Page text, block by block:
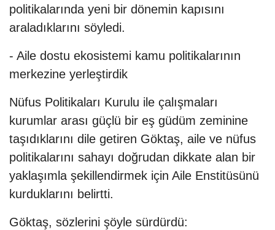
politikalarında yeni bir dönemin kapısını
araladıklarını söyledi.
- Aile dostu ekosistemi kamu politikalarının
merkezine yerleştirdik
Nüfus Politikaları Kurulu ile çalışmaları
kurumlar arası güçlü bir eş güdüm zeminine
taşıdıklarını dile getiren Göktaş, aile ve nüfus
politikalarını sahayı doğrudan dikkate alan bir
yaklaşımla şekillendirmek için Aile Enstitüsünü
kurduklarını belirtti.
Göktaş, sözlerini şöyle sürdürdü: